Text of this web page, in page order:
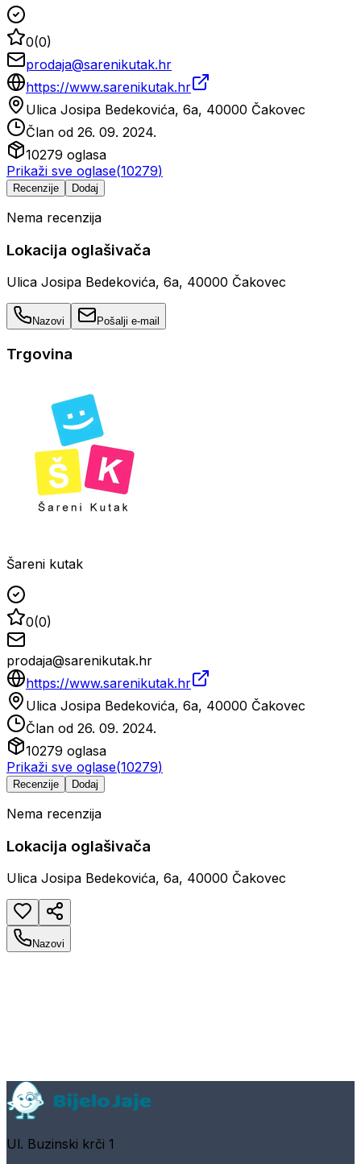
0(0)
prodaja@sarenikutak.hr
https://www.sarenikutak.hr
Ulica Josipa Bedekovića, 6a, 40000 Čakovec
Član od 26. 09. 2024.
10279 oglasa
Prikaži sve oglase(10279)
Recenzije Dodaj
Nema recenzija
Lokacija oglašivača
Ulica Josipa Bedekovića, 6a, 40000 Čakovec
Nazovi Pošalji e-mail
Trgovina
Šareni kutak
0(0)
prodaja@sarenikutak.hr
https://www.sarenikutak.hr
Ulica Josipa Bedekovića, 6a, 40000 Čakovec
Član od 26. 09. 2024.
10279 oglasa
Prikaži sve oglase(10279)
Recenzije Dodaj
Nema recenzija
Lokacija oglašivača
Ulica Josipa Bedekovića, 6a, 40000 Čakovec
Nazovi
Ul. Buzinski krči 1